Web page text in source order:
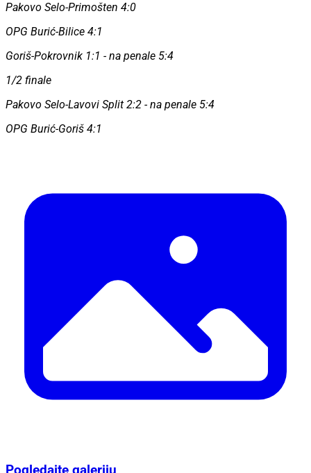
Pakovo Selo-Primošten 4:0
OPG Burić-Bilice 4:1
Goriš-Pokrovnik 1:1 - na penale 5:4
1/2 finale
Pakovo Selo-Lavovi Split 2:2 - na penale 5:4
OPG Burić-Goriš 4:1